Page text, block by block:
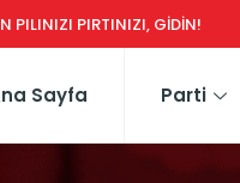
YASA EŞDEĞERCIDEN
Sayfa Parti